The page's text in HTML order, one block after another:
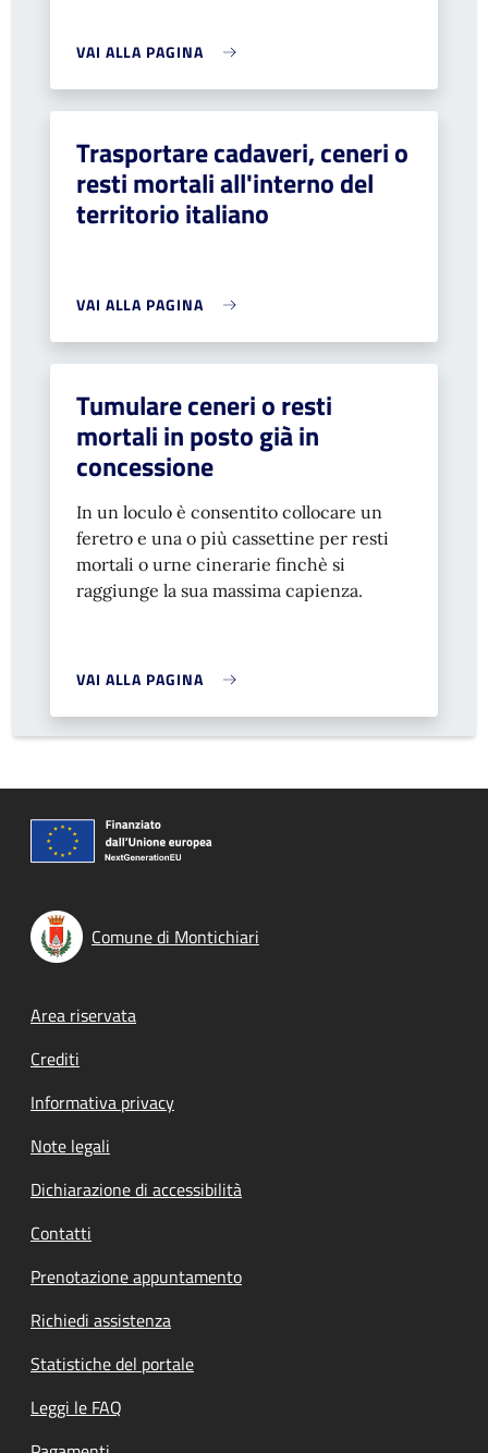
VAI ALLA PAGINA
Trasportare cadaveri, ceneri o
resti mortali all'interno del
territorio italiano
VAI ALLA PAGINA
Tumulare ceneri o resti
mortali in posto già in
concessione
In un loculo è consentito collocare un
feretro e una o più cassettine per resti
mortali o urne cinerarie finchè si
raggiunge la sua massima capienza.
VAI ALLA PAGINA
Comune di Montichiari
Footer menu
Area riservata
Crediti
Informativa privacy
Note legali
Dichiarazione di accessibilità
Contatti
Prenotazione appuntamento
Richiedi assistenza
Statistiche del portale
Leggi le FAQ